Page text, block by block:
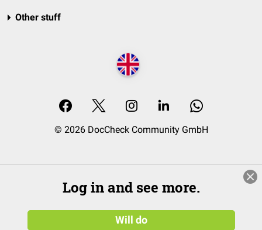
Other stuff
© 2026 DocCheck Community GmbH
Log in and see more.
Will do